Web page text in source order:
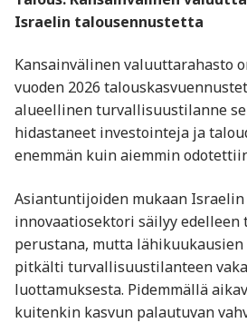
Israelin talousennustetta
Kansainvälinen valuuttarahasto
vuoden 2026
alueellinen turvallisuustilanne
hidastaneet investointeja ja
enemmän kuin aiemmin
Asiantuntijoiden mukaan
innovaatiosektori säilyy edelleen
perustana, mutta
pitkälti turvallisuustilanteen
luottamuksesta. Pidemmällä
kuitenkin kasvun palautuvan